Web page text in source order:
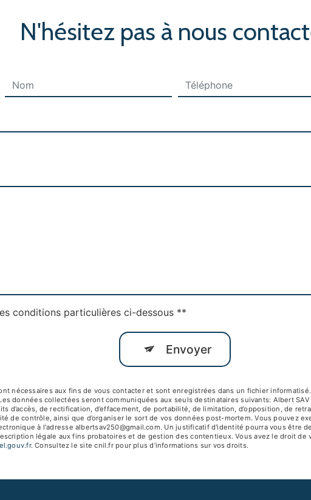
N'hésitez pas à nous
conditions particulières ci-dessous **
Envoyer
nécessaires aux fins de vous contacter et sont enregistrées dans un fichier
données collectées seront communiquées aux seuls destinataires suivants: Albert
d’accès, de rectification, d’effacement, de portabilité, de limitation, d’opposition, de
de contrôle, ainsi que d’organiser le sort de vos données post-mortem. Vous pouvez
à l'adresse albertsav250@gmail.com. Un justificatif d'identité pourra vous être
légale aux fins probatoires et de gestion des contentieux. Vous avez le droit
. Consultez le site cnil.fr pour plus d’informations sur vos droits.